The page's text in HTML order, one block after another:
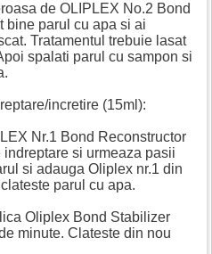
de OLIPLEX No.2 Bond
bine parul cu apa si ai
Tratamentul trebuie lasat
spalati parul cu sampon si
incretire (15ml):
Nr.1 Bond Reconstructor
si urmeaza pasii
si adauga Oliplex nr.1 din
parul cu apa.
Oliplex Bond Stabilizer
minute. Clateste din nou